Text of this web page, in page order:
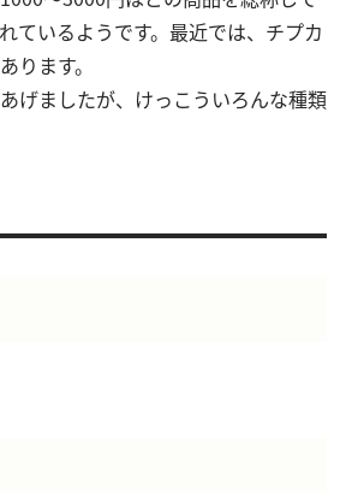
ているようです。最近では、チプカ
ります。
げましたが、けっこういろんな種類